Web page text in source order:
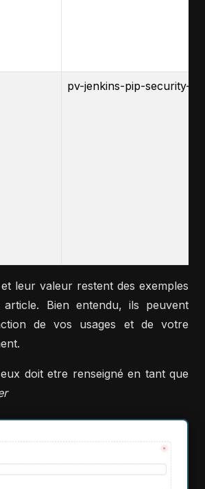
pv-jenkins-pip-security-
leur valeur restent des exemples
Bien entendu, ils peuvent
de vos usages et de votre
doit etre renseigné en tant que